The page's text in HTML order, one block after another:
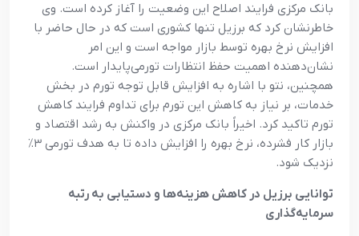
بانک مرکزی فرایند اصلاح این وضعیت را آغاز کرده است. وی
خاطرنشان کرد که برزیل تنها کشوری است که در حال حاضر با
افزایش نرخ بهره توسط بازار مواجه است و این امر
نشان‌دهنده اهمیت حفظ انتظارات تورمی‌پایدار است.
همچنین، نتو با اشاره به افزایش قابل توجه تورم در بخش
خدمات، بر نیاز به کاهش این تورم برای تداوم فرایند کاهش
تورم تاکید کرد. اخیراً بانک مرکزی در واکنش به رشد اقتصاد و
بازار کار فشرده، نرخ بهره را افزایش داده تا به هدف تورمی ۳٪
نزدیک شود.
توانایی برزیل در کاهش هزینه‌ها و دستیابی به رتبه
سرمایه‌گذاری